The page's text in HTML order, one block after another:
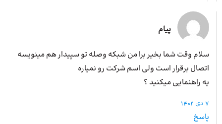
پیام
سلام وقت شما بخیر برا من شبکه وصله تو سپیدار هم مینویسه
اتصال برقرار است ولی اسم شرکت رو نمیاره
یه راهنمایی میکنید ؟
7 دی 1402
پاسخ